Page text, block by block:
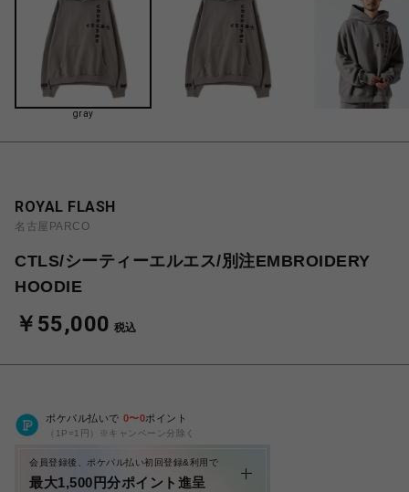
gray
ROYAL FLASH
名古屋PARCO
CTLS/シーティーエルエス/別注EMBROIDERY
HOODIE
￥55,000 税込
ポケパル払いで 0〜0ポイント
（1P=1円）※キャンペーン分除く
会員登録後、ポケパル払い初回登録&利用で
最大1,500円分ポイント進呈